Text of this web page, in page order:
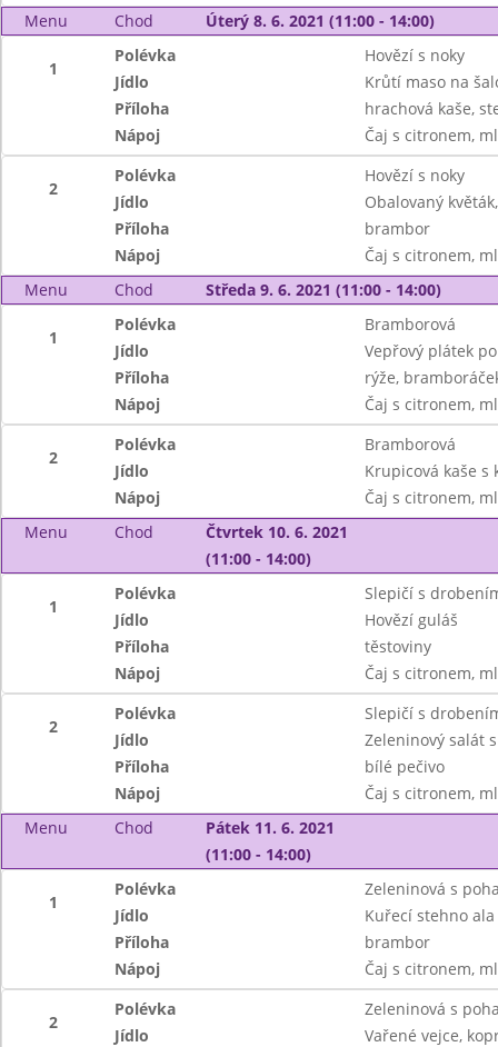
Menu
Chod Úterý 8. 6. 2021 (11:00 - 14:00)
1
Polévka
Hovězí s noky
Jídlo
Krůtí maso na
Příloha
hrachová kaše,
Nápoj
Čaj s citronem,
2
Polévka
Hovězí s noky
Jídlo
Obalovaný
Příloha
brambor
Nápoj
Čaj s citronem,
Menu
Chod Středa 9. 6. 2021 (11:00 - 14:00)
1
Polévka
Bramborová
Jídlo
Vepřový plátek
Příloha
rýže,
Nápoj
Čaj s citronem,
2
Polévka
Bramborová
Jídlo
Krupicová kaše s
Nápoj
Čaj s citronem,
Menu
Chod
Čtvrtek 10. 6. 2021
(11:00 - 14:00)
1
Polévka
Slepičí s
Jídlo
Hovězí guláš
Příloha
těstoviny
Nápoj
Čaj s citronem,
2
Polévka
Slepičí s
Jídlo
Zeleninový salát
Příloha
bílé pečivo
Nápoj
Čaj s citronem,
Menu
Chod
Pátek 11. 6. 2021
(11:00 - 14:00)
1
Polévka
Zeleninová s
Jídlo
Kuřecí stehno
Příloha
brambor
Nápoj
Čaj s citronem,
2
Polévka
Zeleninová s
Jídlo
Vařené vejce,